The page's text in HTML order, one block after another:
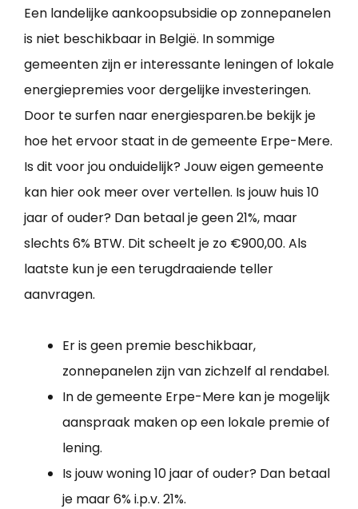
Een landelijke aankoopsubsidie op zonnepanelen
is niet beschikbaar in België. In sommige
gemeenten zijn er interessante leningen of lokale
energiepremies voor dergelijke investeringen.
Door te surfen naar energiesparen.be bekijk je
hoe het ervoor staat in de gemeente Erpe-Mere.
Is dit voor jou onduidelijk? Jouw eigen gemeente
kan hier ook meer over vertellen. Is jouw huis 10
jaar of ouder? Dan betaal je geen 21%, maar
slechts 6% BTW. Dit scheelt je zo €900,00. Als
laatste kun je een terugdraaiende teller
aanvragen.
Er is geen premie beschikbaar,
zonnepanelen zijn van zichzelf al rendabel.
In de gemeente Erpe-Mere kan je mogelijk
aanspraak maken op een lokale premie of
lening.
Is jouw woning 10 jaar of ouder? Dan betaal
je maar 6% i.p.v. 21%.